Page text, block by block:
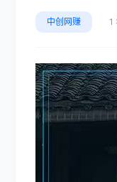
中创网赚 1